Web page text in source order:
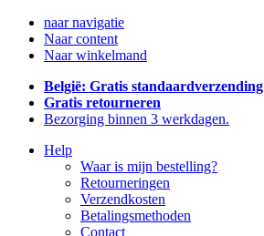
naar navigatie
Naar content
Naar winkelmand
België: Gratis standaardverzending
Gratis retourneren
Bezorging binnen 3 werkdagen.
Help
Waar is mijn bestelling?
Retourneringen
Verzendkosten
Betalingsmethoden
Contact